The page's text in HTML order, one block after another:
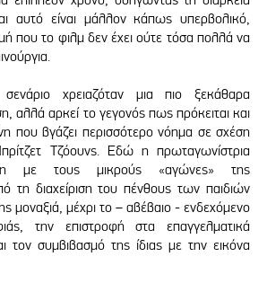
αυτό είναι μάλλον κάπως υπερβολικό,
που το φιλμ δεν έχει ούτε τόσα πολλά να
χρειαζόταν μια πιο ξεκάθαρα
αλλά αρκεί το γεγονός πως πρόκειται και
που βγάζει περισσότερο νόημα σε σχέση
Τζόουνς. Εδώ η πρωταγωνίστρια
με τους μικρούς «αγώνες» της
τη διαχείριση του πένθους των παιδιών
μοναξιά, μέχρι το – αβέβαιο - ενδεχόμενο
την επιστροφή στα επαγγελματικά
τον συμβιβασμό της ίδιας με την εικόνα